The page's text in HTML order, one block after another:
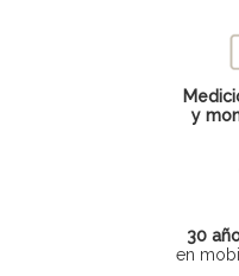
y
30
en